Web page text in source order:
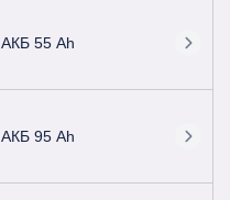
АКБ 55 Ah
АКБ 95 Ah